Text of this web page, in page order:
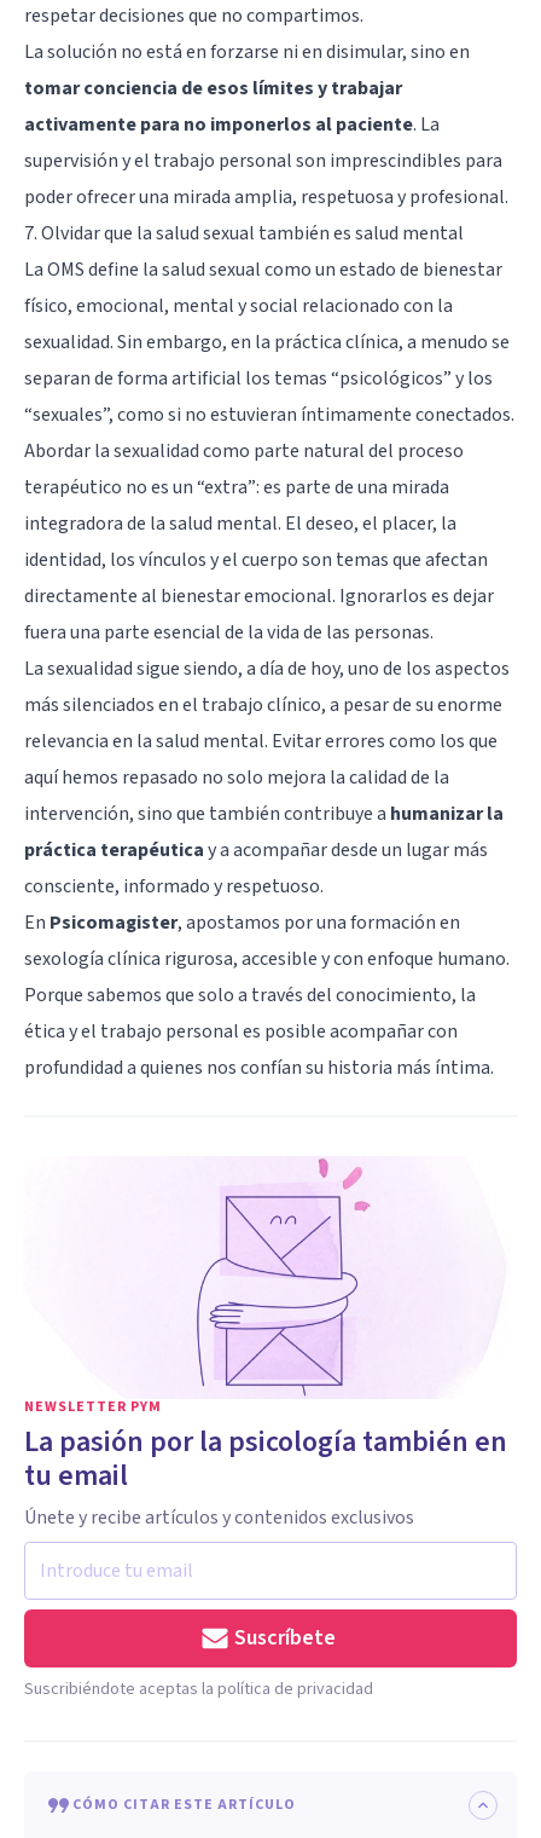
respetar decisiones que no compartimos.
La solución no está en forzarse ni en disimular, sino en
tomar conciencia de esos límites y trabajar
activamente para no imponerlos al paciente. La
supervisión y el trabajo personal son imprescindibles para
poder ofrecer una mirada amplia, respetuosa y profesional.
7. Olvidar que la salud sexual también es salud mental
La OMS define la salud sexual como un estado de bienestar
físico, emocional, mental y social relacionado con la
sexualidad. Sin embargo, en la práctica clínica, a menudo se
separan de forma artificial los temas “psicológicos” y los
“sexuales”, como si no estuvieran íntimamente conectados.
Abordar la sexualidad como parte natural del proceso
terapéutico no es un “extra”: es parte de una mirada
integradora de la salud mental. El deseo, el placer, la
identidad, los vínculos y el cuerpo son temas que afectan
directamente al bienestar emocional. Ignorarlos es dejar
fuera una parte esencial de la vida de las personas.
La sexualidad sigue siendo, a día de hoy, uno de los aspectos
más silenciados en el trabajo clínico, a pesar de su enorme
relevancia en la salud mental. Evitar errores como los que
aquí hemos repasado no solo mejora la calidad de la
intervención, sino que también contribuye a humanizar la
práctica terapéuticay a acompañar desde un lugar más
consciente, informado y respetuoso.
En Psicomagister, apostamos por una formación en
sexología clínica rigurosa, accesible y con enfoque humano.
Porque sabemos que solo a través del conocimiento, la
ética y el trabajo personal es posible acompañar con
profundidad a quienes nos confían su historia más íntima.
NEWSLETTER PYM
La pasión por la psicología también en
tu email
Únete y recibe artículos y contenidos exclusivos
Suscríbete
Suscribiéndote aceptas la política de privacidad
CÓMO CITAR ESTE ARTÍCULO